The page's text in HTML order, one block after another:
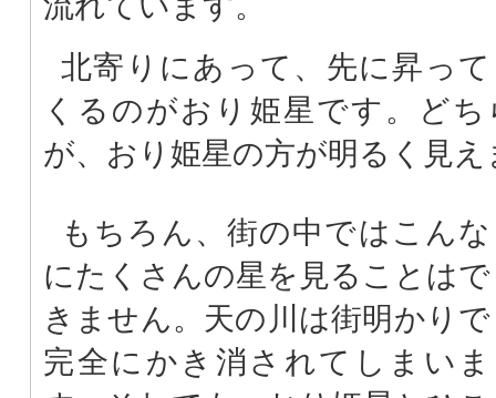
北寄りにあって、先に昇って
くるのがおり姫星です。ど
が、おり姫星の方が明るく見え
もちろん、街の中ではこんな
にたくさんの星を見ることはで
きません。天の川は街明かりで
完全にかき消されてしまいま